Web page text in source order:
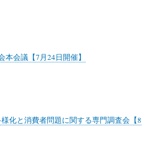
本会議【7月24日開催】
化と消費者問題に関する専門調査会【8